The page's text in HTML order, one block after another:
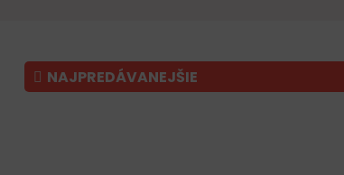
NAJPREDÁVANEJŠIE